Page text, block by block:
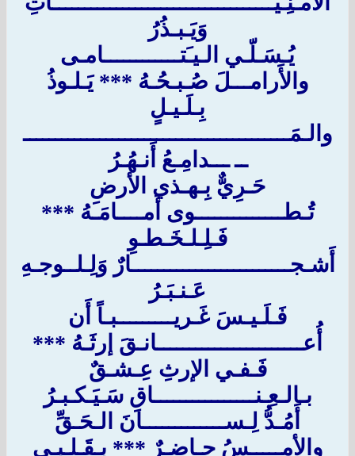
وَيَـبـذُرُ
يُـسَـلّـي الـيـَتــــــــــــامـى
والأَرامـــلَ صُـبـحُـهُ *** يَـلـوذُ
بِـلَـيـلٍ
والـمَــــــــــــــــــــــــــــــــــــــــــ
ــ ـــدامِـعُ أَنـهُـرُ
حَـرِيٌّ بِـهـذي الأرضِ
تُـطــــــــــــــوى أَمــــامَـهُ ***
فَـلِـلـخَـطـوِ
أَشـجـــــــــــــــــــــــــارٌ وَلِـلــوجـهِ
عَـنـبَـرُ
فَـلَـيـسَ غَـريـــــــــبـاً أَن
أُعـــــــــــــــــــــــانـقَ إرثَـهُ ***
فَـفـي الإرثِ عِـشـقٌ
بـالـعِـنــــــــــــــــاقِ سَـيَـكـبـرُ
أَمُـدُّ لِـســـــــــــــانَ الـحَـقِّ
والأمـــــسُ حـاضِـرٌ *** بِـقَـلـبـي